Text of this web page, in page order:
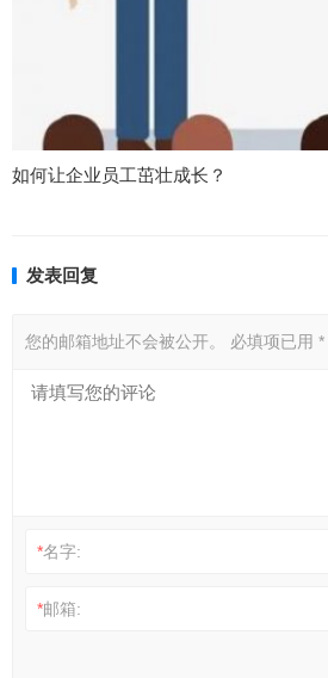
如何让企业员工茁壮成长？
发表回复
您的邮箱地址不会被公开。 必填项已用 *
*名字:
*邮箱: